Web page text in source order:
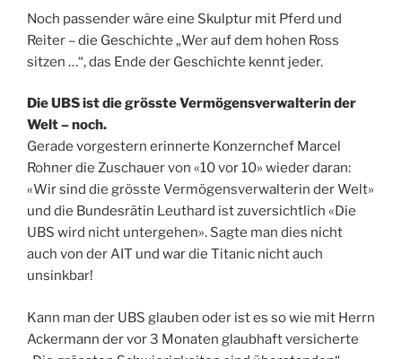
Noch passender wäre eine Skulptur mit Pferd und
Reiter – die Geschichte „Wer auf dem hohen Ross
sitzen …“, das Ende der Geschichte kennt jeder.
Die UBS ist die grösste Vermögensverwalterin der
Welt – noch.
Gerade vorgestern erinnerte Konzernchef Marcel
Rohner die Zuschauer von «10 vor 10» wieder daran:
«Wir sind die grösste Vermögensverwalterin der Welt»
und die Bundesrätin Leuthard ist zuversichtlich «Die
UBS wird nicht untergehen». Sagte man dies nicht
auch von der AIT und war die Titanic nicht auch
unsinkbar!
Kann man der UBS glauben oder ist es so wie mit Herrn
Ackermann der vor 3 Monaten glaubhaft versicherte